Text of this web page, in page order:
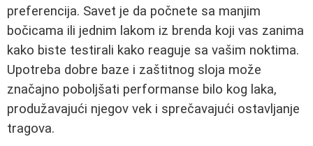
preferencija. Savet je da počnete sa manjim
bočicama ili jednim lakom iz brenda koji vas zanima
kako biste testirali kako reaguje sa vašim noktima.
Upotreba dobre baze i zaštitnog sloja može
značajno poboljšati performanse bilo kog laka,
produžavajući njegov vek i sprečavajući ostavljanje
tragova.